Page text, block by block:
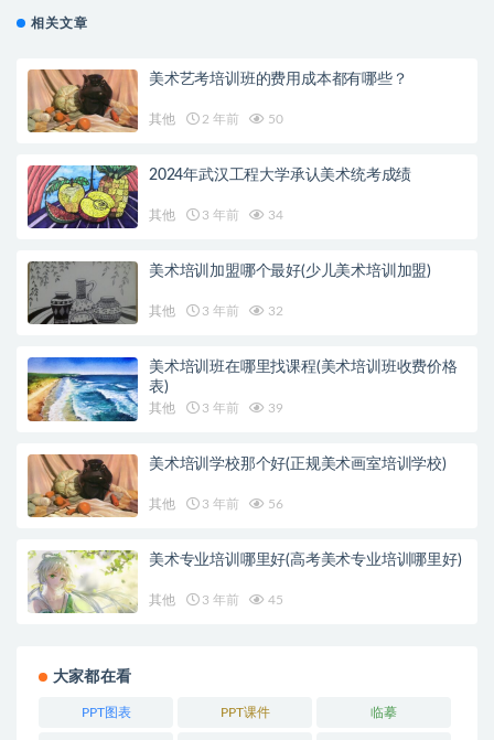
相关文章
美术艺考培训班的费用成本都有哪些？
其他 2 年前 50
2024年武汉工程大学承认美术统考成绩
其他 3 年前 34
美术培训加盟哪个最好(少儿美术培训加盟)
其他 3 年前 32
美术培训班在哪里找课程(美术培训班收费价格
表)
其他 3 年前 39
美术培训学校那个好(正规美术画室培训学校)
其他 3 年前 56
美术专业培训哪里好(高考美术专业培训哪里好)
其他 3 年前 45
大家都在看
PPT图表 PPT课件 临摹